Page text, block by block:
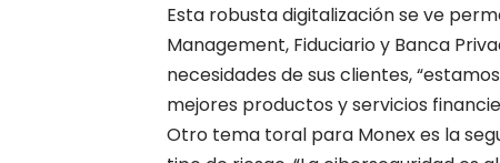
Esta robusta digitalización se ve
Management, Fiduciario y Banca
necesidades de sus clientes,
mejores productos y servicios
Otro tema toral para Monex es la